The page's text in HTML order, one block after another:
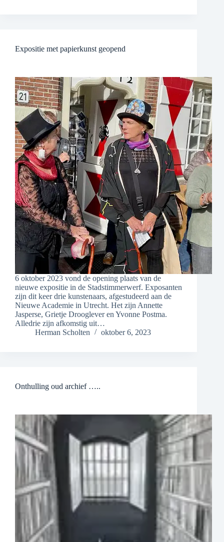
Expositie met papierkunst geopend
6 oktober 2023 vond de opening plaats van de
nieuwe expositie in de Stadstimmerwerf. Exposanten
zijn dit keer drie kunstenaars, afgestudeerd aan de
Nieuwe Academie in Utrecht. Het zijn Annette
Jasperse, Grietje Drooglever en Yvonne Postma.
Alledrie zijn afkomstig uit…
Herman Scholten
oktober 6, 2023
Onthulling oud archief …..